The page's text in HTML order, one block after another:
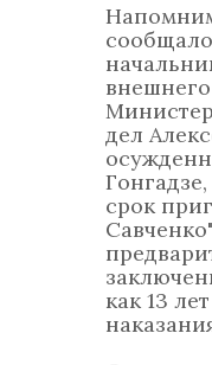
дел
срок
как 13